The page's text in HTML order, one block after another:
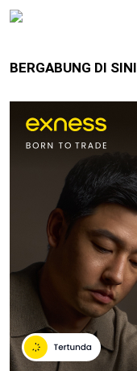
BERGABUNG DI SINI